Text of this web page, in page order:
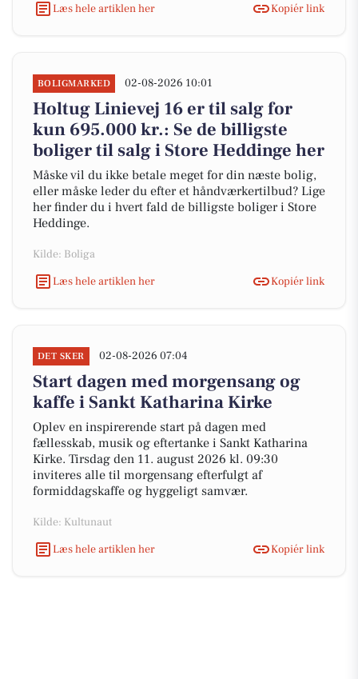
Læs hele artiklen her
Kopiér link
BOLIGMARKED 02-08-2026 10:01
Holtug Linievej 16 er til salg for
kun 695.000 kr.: Se de billigste
boliger til salg i Store Heddinge her
Måske vil du ikke betale meget for din næste bolig,
eller måske leder du efter et håndværkertilbud? Lige
her finder du i hvert fald de billigste boliger i Store
Heddinge.
Kilde: Boliga
Læs hele artiklen her
Kopiér link
DET SKER 02-08-2026 07:04
Start dagen med morgensang og
kaffe i Sankt Katharina Kirke
Oplev en inspirerende start på dagen med
fællesskab, musik og eftertanke i Sankt Katharina
Kirke. Tirsdag den 11. august 2026 kl. 09:30
inviteres alle til morgensang efterfulgt af
formiddagskaffe og hyggeligt samvær.
Kilde: Kultunaut
Læs hele artiklen her
Kopiér link